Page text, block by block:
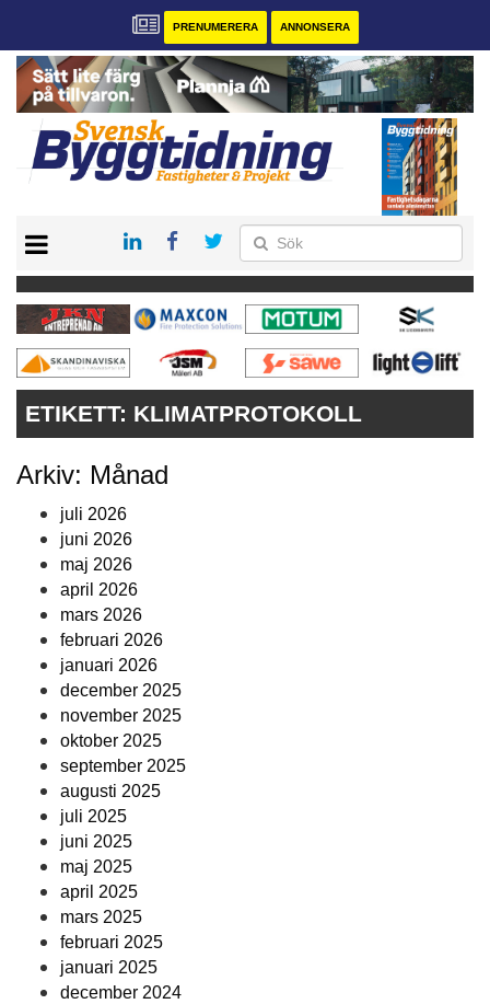
PRENUMERERA ANNONSERA
PRENUMERERA
VÅRA ANDRA MAGASIN
ANNONSERA
KONTAKT
ETIKETT: KLIMATPROTOKOLL
Arkiv: Månad
juli 2026
juni 2026
maj 2026
april 2026
mars 2026
februari 2026
januari 2026
december 2025
november 2025
oktober 2025
september 2025
augusti 2025
juli 2025
juni 2025
maj 2025
april 2025
mars 2025
februari 2025
januari 2025
december 2024